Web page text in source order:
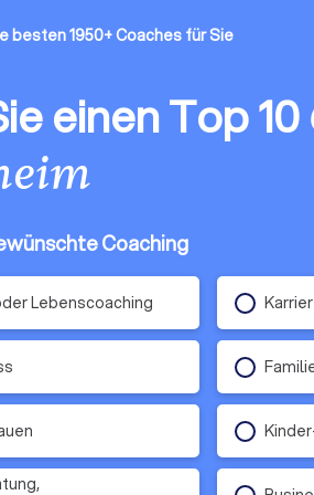
besten 1950+ Coaches für Sie
einen Top 10
Coaching
Lebenscoaching